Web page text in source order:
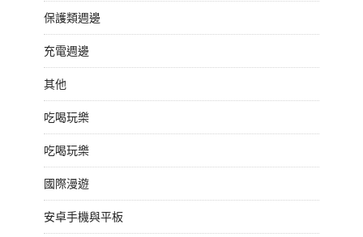
保護類週邊
充電週邊
其他
吃喝玩樂
吃喝玩樂
國際漫遊
安卓手機與平板